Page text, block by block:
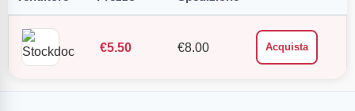
€5.50 €8.00 Acquista